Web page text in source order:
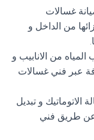
غسالات
من الداخل و
من الانابيب و
عبر فني غسالات
و تبديل
عن طريق فني